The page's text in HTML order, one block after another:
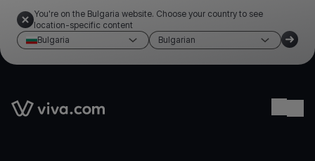
You're on the Bulgaria website. Choose your country to see
location-specific content
Bulgaria
Bulgarian
Link to the homepage